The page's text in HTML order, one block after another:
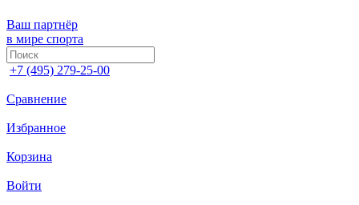
Ваш партнёр
в мире спорта
+7 (495) 279-25-00
Сравнение
Избранное
Корзина
Войти